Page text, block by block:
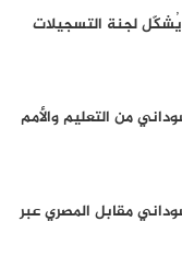
يُشكّل لجنة التسجيلات
طفل سوداني من التعليم والأمم
مقابل المصري عبر